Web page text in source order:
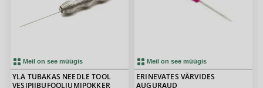
5.00
Meil on see müügis
YLA TUBAKAS NEEDLE TOOL
VESIPIIBUFOOLIUMIPOKKER
Meil on see müügis
ERINEVATES VÄRVIDES
AUGURAUD